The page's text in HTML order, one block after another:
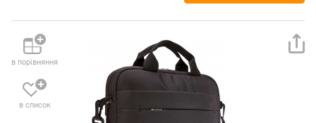
в порівняння
в список